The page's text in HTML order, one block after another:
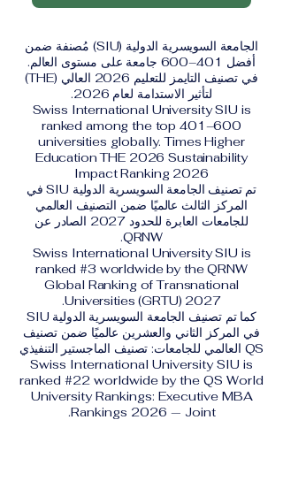
الجامعة السويسرية الدولية (SIU) مُصنفة ضمن
أفضل 401–600 جامعة على مستوى العالم.
في تصنيف التايمز للتعليم 2026 العالي (THE)
لتأثير الاستدامة لعام 2026.
Swiss International University SIU is
ranked among the top 401–600
universities globally. Times Higher
Education THE 2026 Sustainability
Impact Ranking 2026
تم تصنيف الجامعة السويسرية الدولية SIU في
المركز الثالث عالميًا ضمن التصنيف العالمي
للجامعات العابرة للحدود 2027 الصادر عن
QRNW.
Swiss International University SIU is
ranked #3 worldwide by the QRNW
Global Ranking of Transnational
Universities (GRTU) 2027.
كما تم تصنيف الجامعة السويسرية الدولية SIU
في المركز الثاني والعشرين عالميًا ضمن تصنيف
QS العالمي للجامعات: تصنيف الماجستير التنفيذي
Swiss International University SIU is
ranked #22 worldwide by the QS World
University Rankings: Executive MBA
Rankings 2026 — Joint.